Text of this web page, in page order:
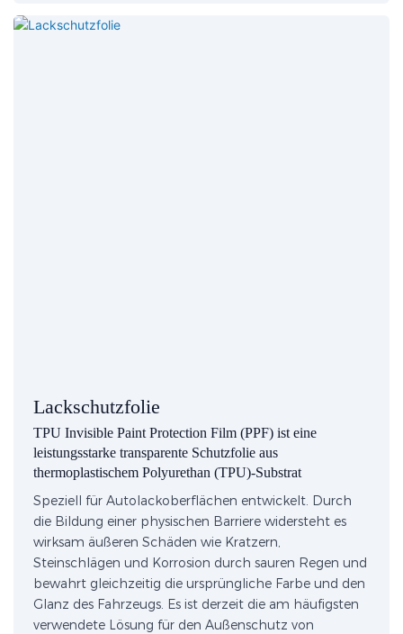
Lackschutzfolie
TPU Invisible Paint Protection Film (PPF) ist eine
leistungsstarke transparente Schutzfolie aus
thermoplastischem Polyurethan (TPU)-Substrat
Speziell für Autolackoberflächen entwickelt. Durch
die Bildung einer physischen Barriere widersteht es
wirksam äußeren Schäden wie Kratzern,
Steinschlägen und Korrosion durch sauren Regen und
bewahrt gleichzeitig die ursprüngliche Farbe und den
Glanz des Fahrzeugs. Es ist derzeit die am häufigsten
verwendete Lösung für den Außenschutz von